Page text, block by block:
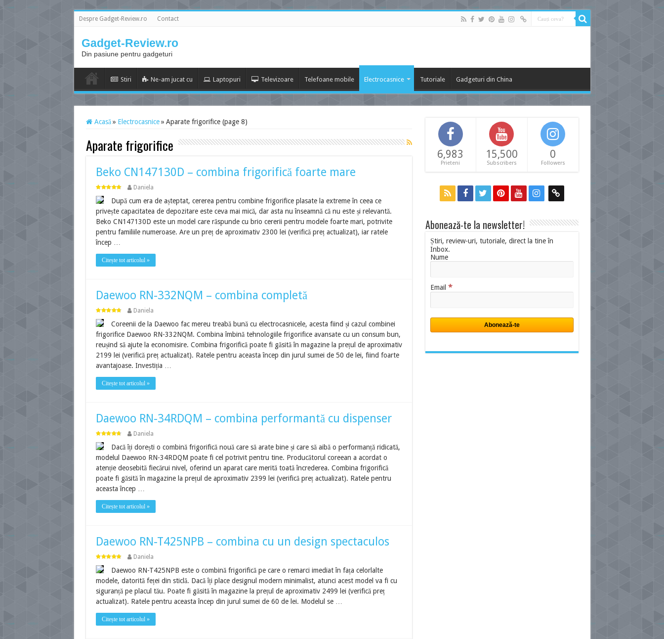
Despre Gadget-Review.ro Contact
Gadget-Review.ro
Din pasiune pentru gadgeturi
Stiri Ne-am jucat cu Laptopuri Televizoare Telefoane mobile Electrocasnice Tutoriale Gadgeturi din China
Acasă » Electrocasnice » Aparate frigorifice (page 8)
Aparate frigorifice
Beko CN147130D – combina frigorifică foarte mare
Daniela
După cum era de așteptat, cererea pentru combine frigorifice plasate la extreme în ceea ce
privește capacitatea de depozitare este ceva mai mică, dar asta nu înseamnă că nu este și relevantă.
Beko CN147130D este un model care răspunde cu brio cererii pentru modele foarte mari, potrivite
pentru familiile numeroase. Are un preț de aproximativ 2300 lei (verifică preț actualizat), iar ratele
încep …
Citește tot articolul »
Daewoo RN-332NQM – combina completă
Daniela
Coreenii de la Daewoo fac mereu treabă bună cu electrocasnicele, acesta fiind și cazul combinei
frigorifice Daewoo RN-332NQM. Combina îmbină tehnologiile frigorifice avansate cu un consum bun,
reușind să ajute la economisire. Combina frigorifică poate fi găsită în magazine la prețul de aproximativ
2199 lei (verifică preț actualizat). Ratele pentru aceasta încep din jurul sumei de 50 de lei, fiind foarte
avantajoase. Investiția …
Citește tot articolul »
Daewoo RN-34RDQM – combina performantă cu dispenser
Daniela
Dacă îți dorești o combină frigorifică nouă care să arate bine și care să aibă o performanță ridicată,
modelul Daewoo RN-34RDQM poate fi cel potrivit pentru tine. Producătorul coreean a acordat o
atenție deosebită fiecărui nivel, oferind un aparat care merită toată încrederea. Combina frigorifică
poate fi găsită în magazine la prețul de aproximativ 2399 lei (verifică preț actualizat). Ratele pentru
aceasta încep …
Citește tot articolul »
Daewoo RN-T425NPB – combina cu un design spectaculos
Daniela
Daewoo RN-T425NPB este o combină frigorifică pe care o remarci imediat în fața celorlalte
modele, datorită feței din sticlă. Dacă îți place designul modern minimalist, atunci acest model va fi cu
siguranță pe placul tău. Poate fi găsită în magazine la prețul de aproximativ 2499 lei (verifică preț
actualizat). Ratele pentru aceasta încep din jurul sumei de 60 de lei. Modelul se …
Citește tot articolul »
6,983
Prieteni
15,500
Subscribers
0
Followers
Abonează-te la newsletter!
Știri, review-uri, tutoriale, direct la tine în
Inbox.
Nume
Email *